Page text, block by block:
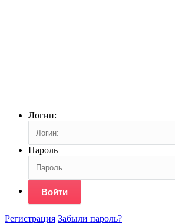
Логин:
Пароль
Войти
Регистрация Забыли пароль?